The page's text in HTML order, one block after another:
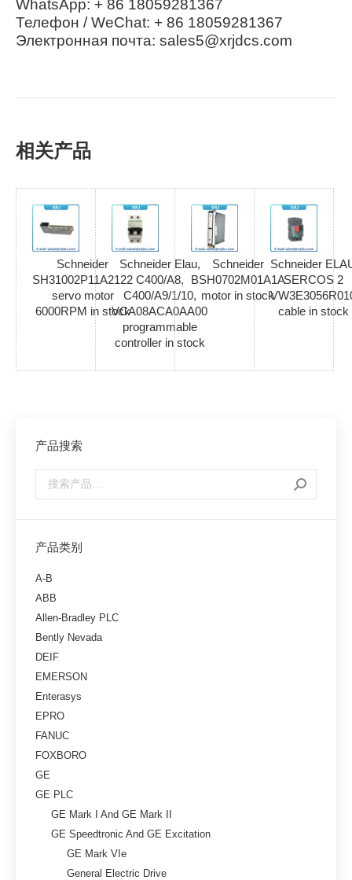
WhatsApp: + 86 18059281367
Телефон / WeChat: + 86 18059281367
Электронная почта: sales5@xrjdcs.com
相关产品
Schneider
SH31002P11A2122
servo motor
6000RPM in stock
Schneider Elau,
C400/A8,
C400/A9/1/10,
VCA08ACA0AA00
programmable
controller in stock
Schneider
BSH0702M01A1A
motor in stock
Schneider
SERCOS 2
cable in stock
产品搜索
产品类别
A-B
ABB
Allen-Bradley PLC
Bently Nevada
DEIF
EMERSON
Enterasys
EPRO
FANUC
FOXBORO
GE
GE PLC
GE Mark I And GE Mark II
GE Speedtronic And GE Excitation
GE Mark VIe
General Electric Drive